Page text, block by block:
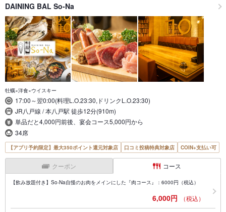
DAINING BAL So-Na
牡蠣×洋食×ウイスキー
17:00～翌0:00(料理L.O.23:30,ドリンクL.O.23:30)
JR八戸線 / 本八戸駅 徒歩12分(910m)
単品だと4,000円前後、宴会コース5,000円から
34席
【アプリ予約限定】最大350ポイント還元対象店 口コミ投稿特典対象店 COIN+支払い可
クーポン コース
【飲み放題付き】So-Na自慢のお肉をメインにした『肉コース』：6000円（税込）
6,000円 （税込）